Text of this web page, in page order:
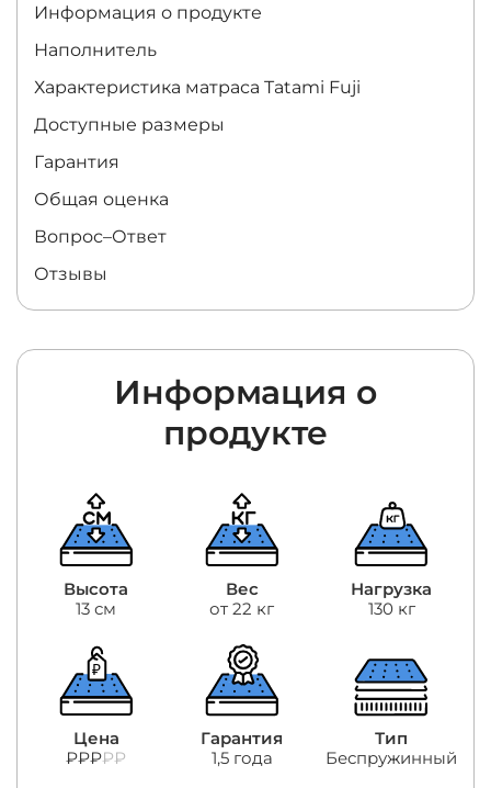
Информация о продукте
Наполнитель
Характеристика матраса Tatami Fuji
Доступные размеры
Гарантия
Общая оценка
Вопрос–Ответ
Отзывы
Информация о
продукте
Высота
13 см
Вес
от 22 кг
Нагрузка
130 кг
Цена
₽₽₽₽₽
Гарантия
1,5 года
Тип
Беспружинный